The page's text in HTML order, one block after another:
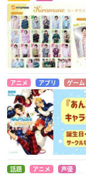
アニメ アプリ ゲーム
話題 アニメ 声優